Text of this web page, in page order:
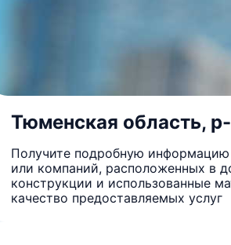
Тюменская область,
Получите подробную информацию
или компаний, расположенных в
конструкции и использованные
качество предоставляемых услуг